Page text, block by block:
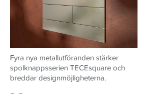
Fyra nya metallutföranden stärker
spolknappsserien TECEsquare och
breddar designmöjligheterna.